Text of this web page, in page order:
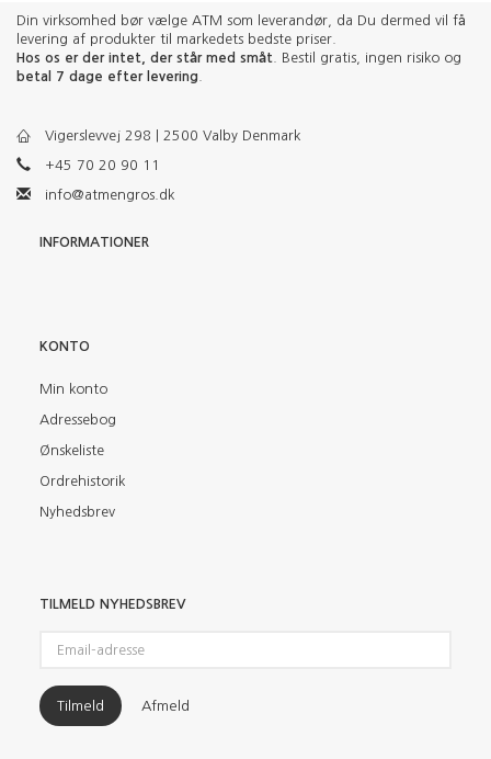
Din virksomhed bør vælge ATM som leverandør, da Du dermed vil få
levering af produkter til markedets bedste priser.
Hos os er der intet, der står med småt . Bestil gratis, ingen risiko og
betal 7 dage efter levering
Vigerslevvej 298 | 2500 Valby Denmark
+45 70 20 90 11
info@atmengros.dk
INFORMATIONER
KONTO
Min konto
Adressebog
Ønskeliste
Ordrehistorik
Nyhedsbrev
TILMELD NYHEDSBREV
adresse
Tilmeld Afmeld